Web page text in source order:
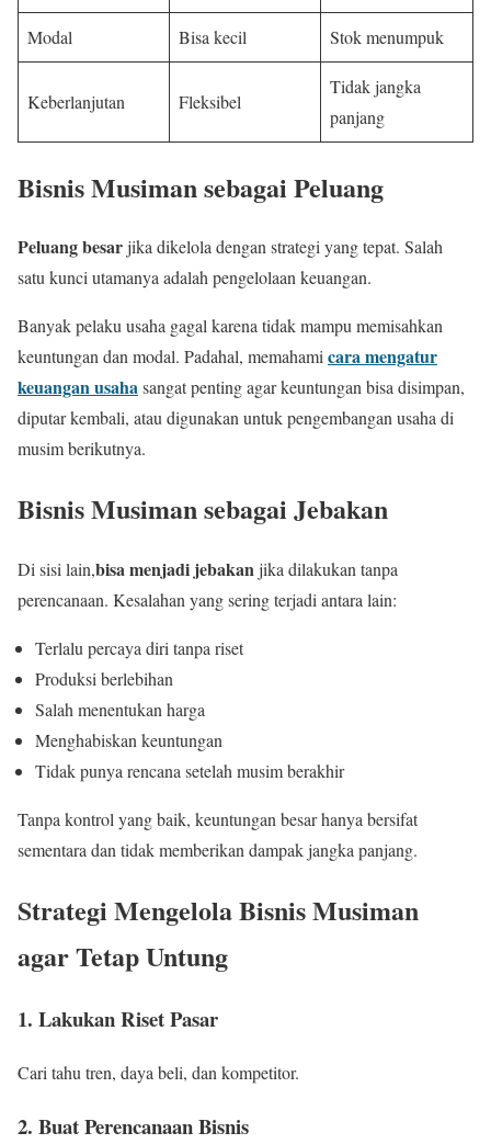
Modal Bisa kecil Stok menumpuk
Keberlanjutan Fleksibel
Tidak jangka
panjang
Bisnis Musiman sebagai Peluang
Peluang besarjika dikelola dengan strategi yang tepat. Salah
satu kunci utamanya adalah pengelolaan keuangan.
Banyak pelaku usaha gagal karena tidak mampu memisahkan
keuntungan dan modal. Padahal, memahamicara mengatur
keuangan usahasangat penting agar keuntungan bisa disimpan,
diputar kembali, atau digunakan untuk pengembangan usaha di
musim berikutnya.
Bisnis Musiman sebagai Jebakan
Di sisi lain,bisa menjadi jebakanjika dilakukan tanpa
perencanaan. Kesalahan yang sering terjadi antara lain:
Terlalu percaya diri tanpa riset
Produksi berlebihan
Salah menentukan harga
Menghabiskan keuntungan
Tidak punya rencana setelah musim berakhir
Tanpa kontrol yang baik, keuntungan besar hanya bersifat
sementara dan tidak memberikan dampak jangka panjang.
Strategi Mengelola Bisnis Musiman
agar Tetap Untung
1. Lakukan Riset Pasar
Cari tahu tren, daya beli, dan kompetitor.
2. Buat Perencanaan Bisnis